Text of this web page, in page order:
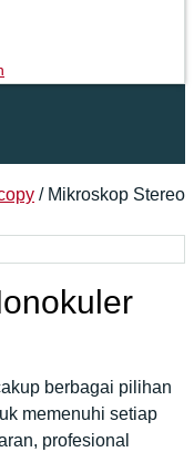
/ Mikroskop Stereo
berbagai pilihan
memenuhi setiap
profesional